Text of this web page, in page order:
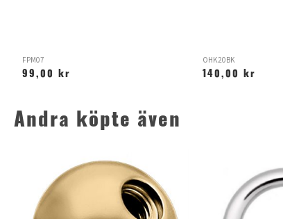
FPM07
99,00 kr
OHK20BK
140,00 kr
Andra köpte även